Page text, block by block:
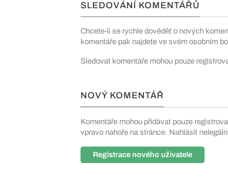
SLEDOVÁNÍ KOMENTÁŘŮ
Chcete-li se rychle dovědět o nových
komentáře pak najdete ve svém osobním
Sledovat komentáře mohou pouze
NOVÝ KOMENTÁŘ
Komentáře mohou přidávat pouze
vpravo nahoře na stránce. Nahlásit
Registrace nového uživatele